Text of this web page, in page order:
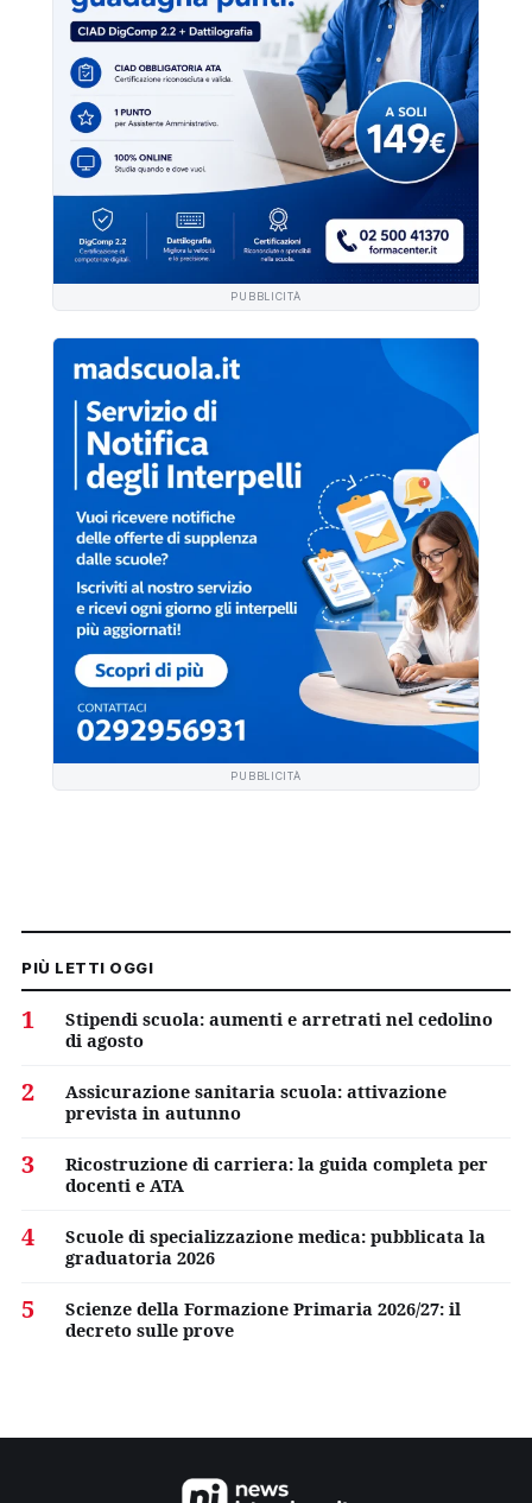
PUBBLICITÀ
PUBBLICITÀ
PIÙ LETTI OGGI
1
Stipendi scuola: aumenti e arretrati nel cedolino
di agosto
2
Assicurazione sanitaria scuola: attivazione
prevista in autunno
3
Ricostruzione di carriera: la guida completa per
docenti e ATA
4
Scuole di specializzazione medica: pubblicata la
graduatoria 2026
5
Scienze della Formazione Primaria 2026/27: il
decreto sulle prove